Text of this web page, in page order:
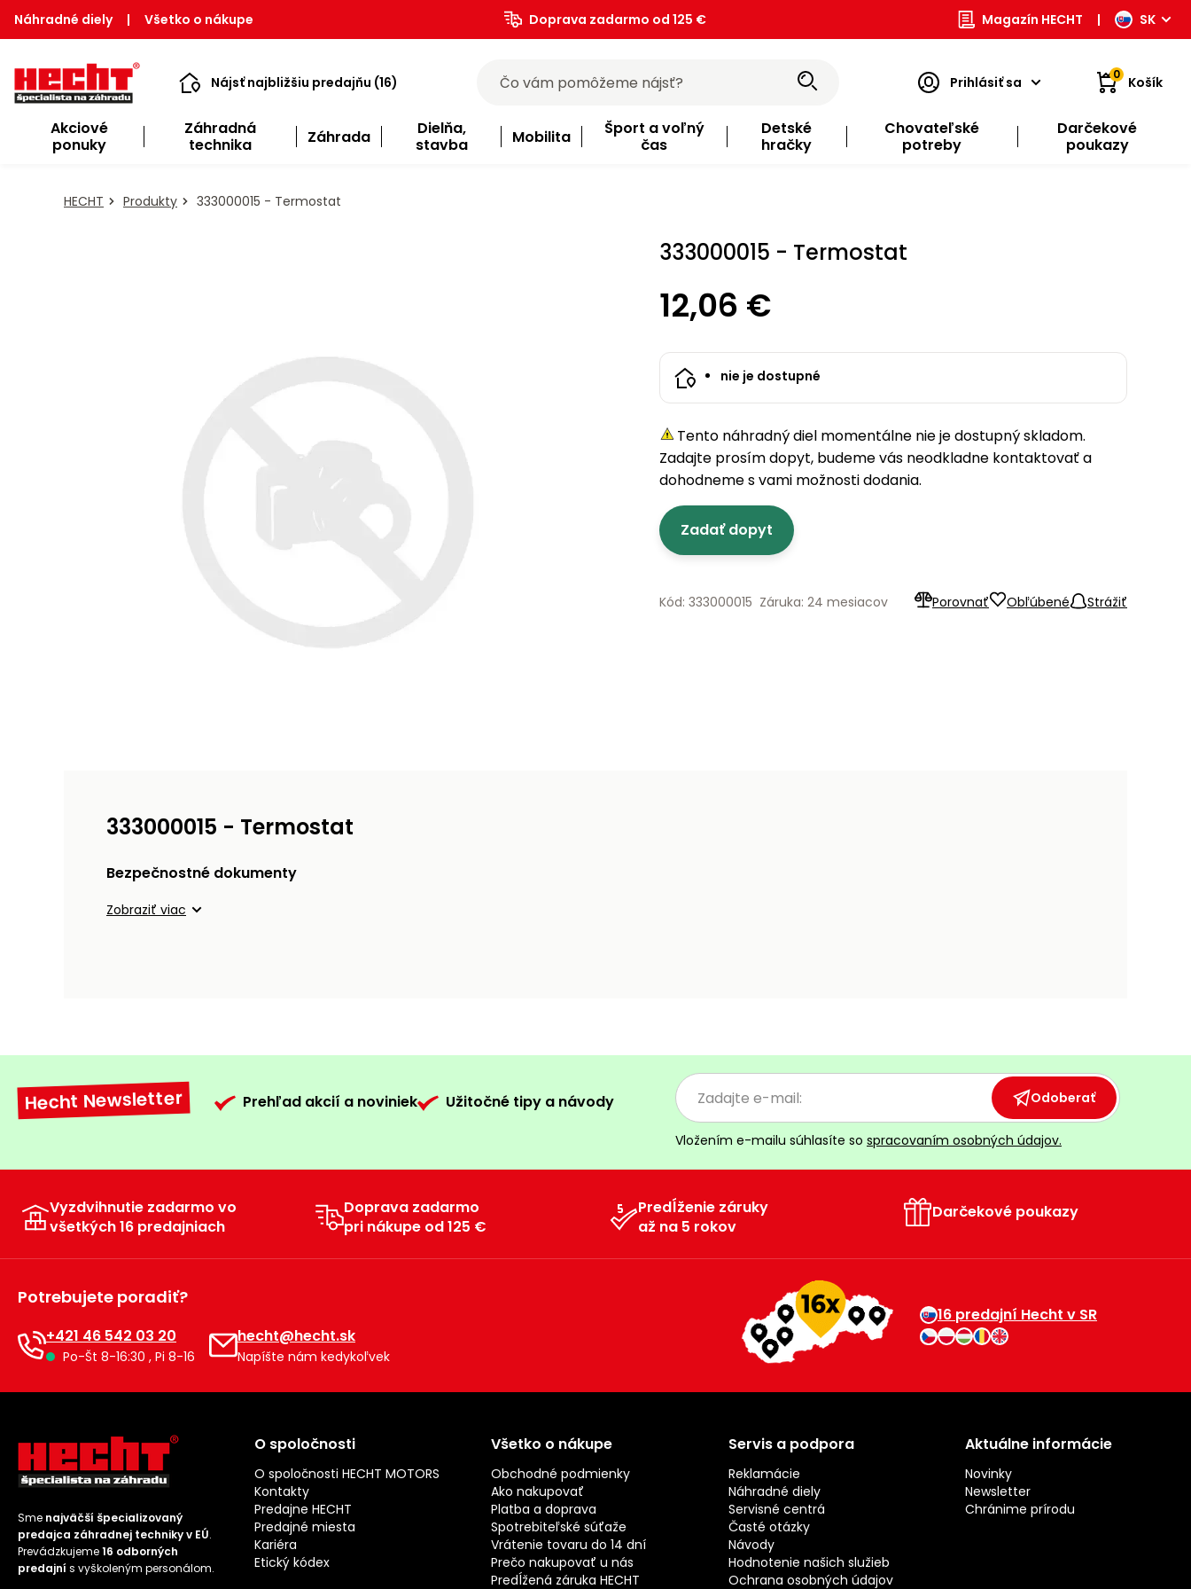
Náhradné diely | Všetko o nákupe Doprava zadarmo od 125 € Magazín HECHT | SK
Nájsť najbližšiu predajňu (16) Prihlásiť sa 0 Košík
Akciové
ponuky
Záhradná
technika
Záhrada
Dielňa,
stavba
Mobilita
Šport a voľný
čas
Detské
hračky
Chovateľské
potreby
Darčekové
poukazy
HECHT Produkty 333000015 - Termostat
333000015 - Termostat
12,06 €
nie je dostupné
Tento náhradný diel momentálne nie je dostupný skladom.
Zadajte prosím dopyt, budeme vás neodkladne kontaktovať a
dohodneme s vami možnosti dodania.
Zadať dopyt
Porovnať Obľúbené Strážiť
Kód: 333000015 Záruka: 24 mesiacov
333000015 - Termostat
Bezpečnostné dokumenty
Zobraziť viac
Hecht Newsletter Prehľad akcií a noviniek Užitočné tipy a návody Odoberať
Vložením e-mailu súhlasíte so spracovaním osobných údajov.
Vyzdvihnutie zadarmo vo
všetkých 16 predajniach
Doprava zadarmo
pri nákupe od 125 €
Predĺženie záruky
až na 5 rokov
Darčekové poukazy
Potrebujete poradiť?
+421 46 542 03 20
Po-Št 8-16:30 , Pi 8-16
hecht@hecht.sk
Napíšte nám kedykoľvek
16 predajní Hecht v SR
Sme najväčší špecializovaný
predajca záhradnej techniky v EÚ.
Prevádzkujeme16 odborných
predajní s vyškoleným personálom.
O spoločnosti
O spoločnosti HECHT MOTORS
Kontakty
Predajne HECHT
Predajné miesta
Kariéra
Etický kódex
Všetko o nákupe
Obchodné podmienky
Ako nakupovať
Platba a doprava
Spotrebiteľské súťaže
Vrátenie tovaru do 14 dní
Prečo nakupovať u nás
Predĺžená záruka HECHT
Servis a podpora
Reklamácie
Náhradné diely
Servisné centrá
Časté otázky
Návody
Hodnotenie našich služieb
Ochrana osobných údajov
Aktuálne informácie
Novinky
Newsletter
Chránime prírodu